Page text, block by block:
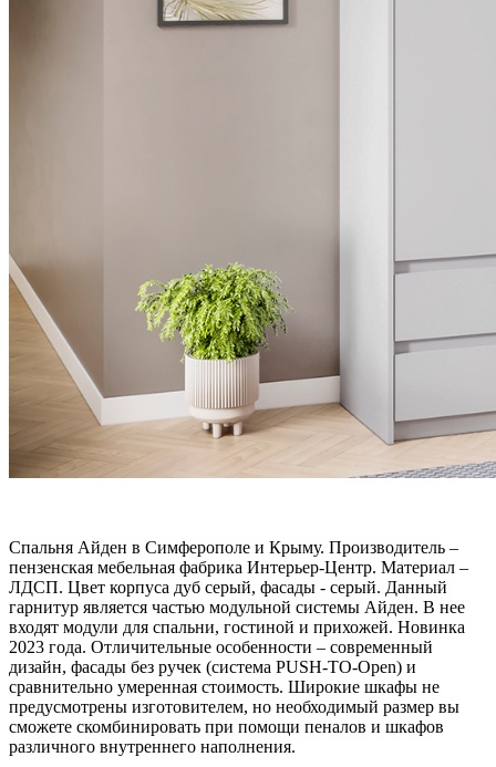
Спальня Айден в Симферополе и Крыму. Производитель –
пензенская мебельная фабрика Интерьер-Центр. Материал –
ЛДСП. Цвет корпуса дуб серый, фасады - серый. Данный
гарнитур является частью модульной системы Айден. В нее
входят модули для спальни, гостиной и прихожей. Новинка
2023 года. Отличительные особенности – современный
дизайн, фасады без ручек (система PUSH-TO-Open) и
сравнительно умеренная стоимость. Широкие шкафы не
предусмотрены изготовителем, но необходимый размер вы
сможете скомбинировать при помощи пеналов и шкафов
различного внутреннего наполнения.